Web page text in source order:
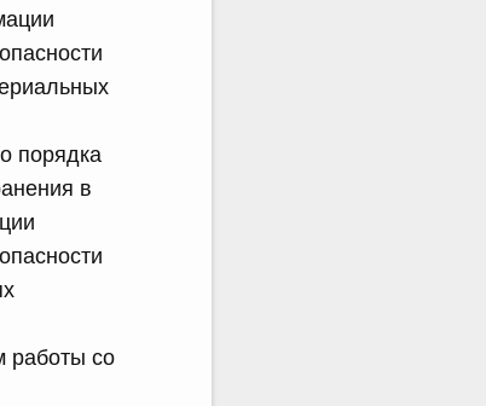
порядка
в
работы со